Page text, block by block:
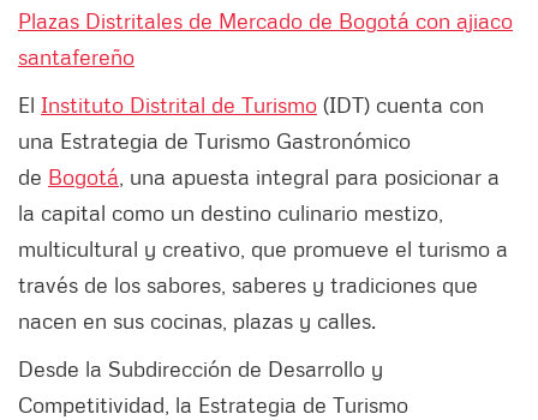
Plazas Distritales de Mercado de Bogotá con ajiaco
santafereño
El Instituto Distrital de Turismo (IDT) cuenta con
una Estrategia de Turismo Gastronómico
de Bogotá , una apuesta integral para posicionar a
la capital como un destino culinario mestizo,
multicultural y creativo, que promueve el turismo a
través de los sabores, saberes y tradiciones que
nacen en sus cocinas, plazas y calles.
Desde la Subdirección de Desarrollo y
Competitividad, la Estrategia de Turismo